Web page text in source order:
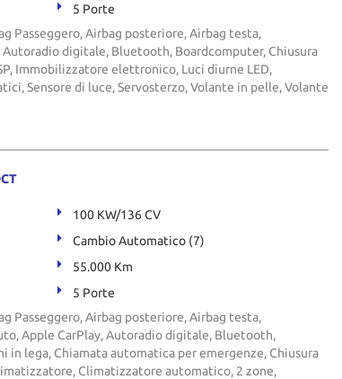
5 Porte
Passeggero, Airbag posteriore, Airbag testa,
digitale, Bluetooth, Boardcomputer, Chiusura
Immobilizzatore elettronico, Luci diurne LED,
Sensore di luce, Servosterzo, Volante in pelle, Volante
100 KW/136 CV
Cambio Automatico (7)
55.000 Km
5 Porte
Passeggero, Airbag posteriore, Airbag testa,
Apple CarPlay, Autoradio digitale, Bluetooth,
in lega, Chiamata automatica per emergenze, Chiusura
Climatizzatore automatico, 2 zone,